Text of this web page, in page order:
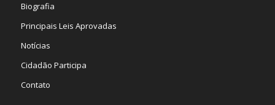
Biografia
Principais Leis Aprovadas
Notícias
Cidadão Participa
Contato